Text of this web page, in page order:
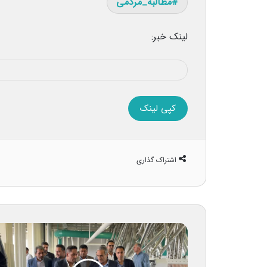
لینک خبر:
کپی لینک
اشتراک گذاری